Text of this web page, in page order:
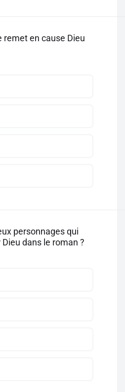
remet en cause Dieu
personnages qui
dans le roman ?